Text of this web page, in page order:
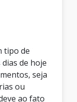
tipo de
de hoje
seja
ou
ao fato